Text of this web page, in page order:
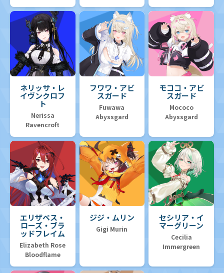
ネリッサ・レ
イヴンクロフ
ト
Nerissa
Ravencroft
フワワ・アビ
スガード
Fuwawa
Abyssgard
モココ・アビ
スガード
Mococo
Abyssgard
エリザベス・
ローズ・ブラ
ッドフレイム
Elizabeth Rose
Bloodflame
ジジ・ムリン
Gigi Murin
セシリア・イ
マーグリーン
Cecilia
Immergreen